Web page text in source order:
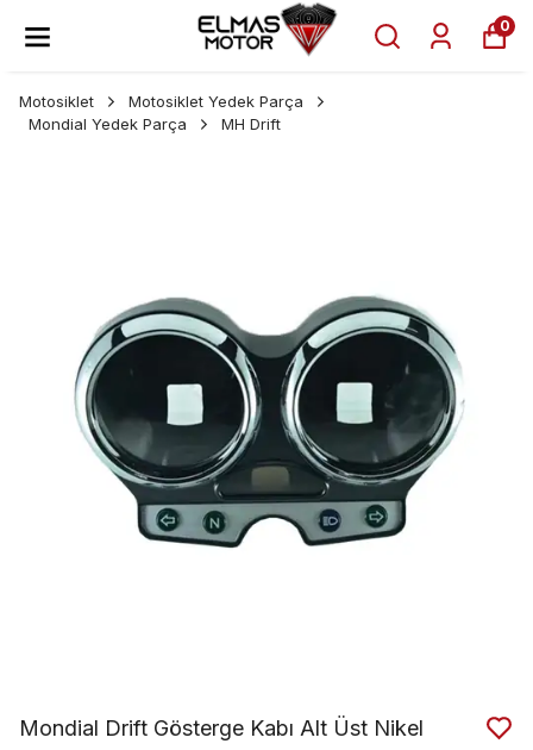
0
Motosiklet
Motosiklet Yedek Parça
Mondial Yedek Parça
MH Drift
Mondial Drift Gösterge Kabı Alt Üst Nikel